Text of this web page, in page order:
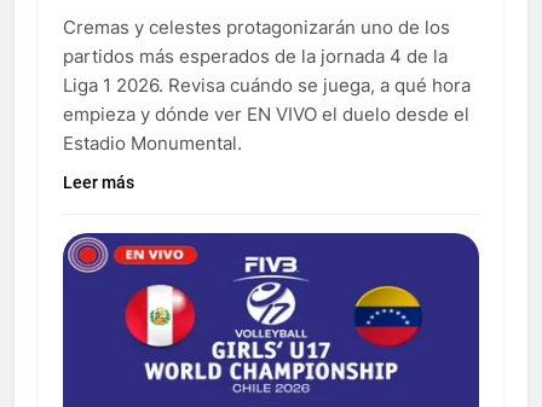
Cremas y celestes protagonizarán uno de los
partidos más esperados de la jornada 4 de la
Liga 1 2026. Revisa cuándo se juega, a qué hora
empieza y dónde ver EN VIVO el duelo desde el
Estadio Monumental.
Leer más